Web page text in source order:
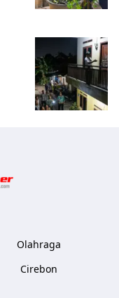
Olahraga
Cirebon